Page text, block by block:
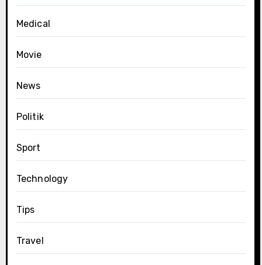
Medical
Movie
News
Politik
Sport
Technology
Tips
Travel